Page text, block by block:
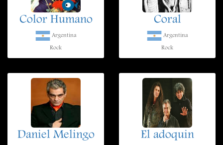
Color Humano
Argentina
Rock
Coral
Argentina
Rock
Daniel Melingo El adoquin